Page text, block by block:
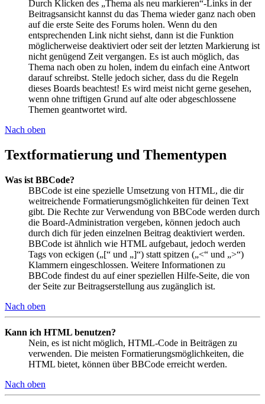
Durch Klicken des „Thema als neu markieren“-Links in der
Beitragsansicht kannst du das Thema wieder ganz nach oben
auf die erste Seite des Forums holen. Wenn du den
entsprechenden Link nicht siehst, dann ist die Funktion
möglicherweise deaktiviert oder seit der letzten Markierung ist
nicht genügend Zeit vergangen. Es ist auch möglich, das
Thema nach oben zu holen, indem du einfach eine Antwort
darauf schreibst. Stelle jedoch sicher, dass du die Regeln
dieses Boards beachtest! Es wird meist nicht gerne gesehen,
wenn ohne triftigen Grund auf alte oder abgeschlossene
Themen geantwortet wird.
Nach oben
Textformatierung und Thementypen
Was ist BBCode?
BBCode ist eine spezielle Umsetzung von HTML, die dir
weitreichende Formatierungsmöglichkeiten für deinen Text
gibt. Die Rechte zur Verwendung von BBCode werden durch
die Board-Administration vergeben, können jedoch auch
durch dich für jeden einzelnen Beitrag deaktiviert werden.
BBCode ist ähnlich wie HTML aufgebaut, jedoch werden
Tags von eckigen („[“ und „]“) statt spitzen („<“ und „>“)
Klammern eingeschlossen. Weitere Informationen zu
BBCode findest du auf einer speziellen Hilfe-Seite, die von
der Seite zur Beitragserstellung aus zugänglich ist.
Nach oben
Kann ich HTML benutzen?
Nein, es ist nicht möglich, HTML-Code in Beiträgen zu
verwenden. Die meisten Formatierungsmöglichkeiten, die
HTML bietet, können über BBCode erreicht werden.
Nach oben